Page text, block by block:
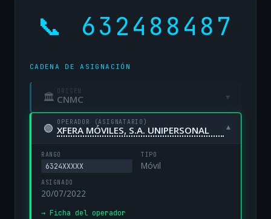
📞 632488487
CADENA DE ASIGNACIÓN
🏛 ORIGEN
CNMC ▾
🟢 OPERADOR (ASIGNATARIO)
XFERA MÓVILES, S.A. UNIPERSONAL ▾
RANGO
6324XXXXX
TIPO
Móvil
ASIGNADO
20/07/2022
→ Ficha del operador